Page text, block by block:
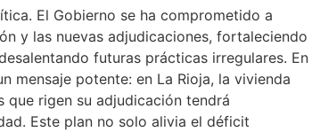
El Gobierno se ha comprometido a
y las nuevas adjudicaciones, fortaleciendo
futuras prácticas irregulares. En
mensaje potente: en La Rioja, la vivienda
que rigen su adjudicación tendrá
Este plan no solo alivia el déficit